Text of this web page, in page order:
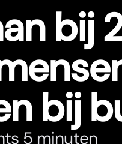
bij
bij
5 minuten